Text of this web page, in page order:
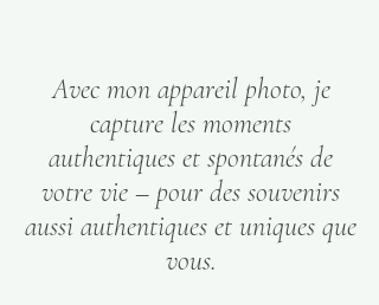
Avec mon appareil photo, je
capture les moments
authentiques et spontanés de
votre vie – pour des souvenirs
aussi authentiques et uniques que
vous.